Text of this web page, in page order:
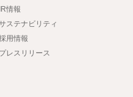
IR情報
ステナビリティ
用情報
プレスリリース